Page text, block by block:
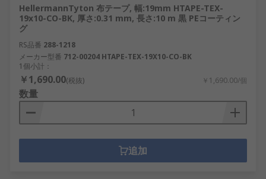
HellermannTyton 布テープ, 幅:19mm HTAPE-TEX-
19x10-CO-BK, 厚さ:0.31 mm, 長さ:10 m 黒 PEコーティン
グ
RS品番 288-1218
メーカー型番 712-00204 HTAPE-TEX-19X10-CO-BK
1個小計：
￥1,690.00(税抜) ￥1,690.00/個
数量
追加